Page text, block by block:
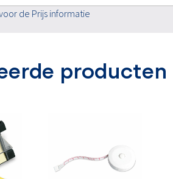
de Prijs informatie
producten